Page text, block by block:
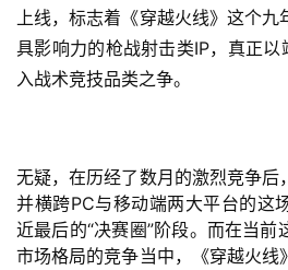
上线，标志着《穿越火线》这个九
具影响力的枪战射击类IP，真正以
入战术竞技品类之争。
无疑，在历经了数月的激烈竞争后
并横跨PC与移动端两大平台的这
近最后的“决赛圈”阶段。而在当
市场格局的竞争当中，《穿越火线